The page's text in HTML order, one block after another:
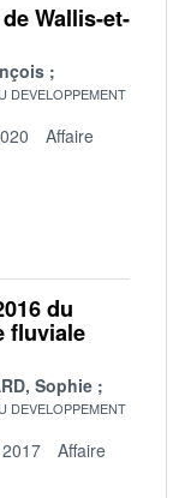
Wallis-et-
DEVELOPPEMENT
Affaire
du
fluviale
Sophie
DEVELOPPEMENT
Affaire